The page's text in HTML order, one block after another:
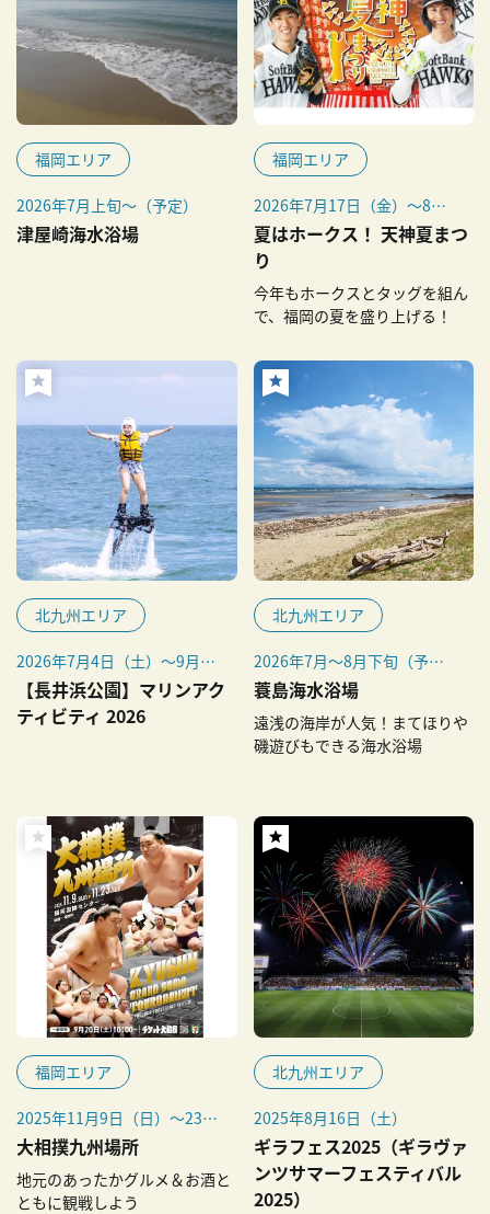
より、開放日が少なくなって
います
※お出かけの前には必ず、下
記「ウォーターパレット開放
日カレンダー」をご確認くだ
さい
※気象条件によっては、ご利
用を中止する場合がございま
福岡エリア
2026年7月上旬～（予定）
津屋崎海水浴場
福岡エリア
2026年7月17日（金）～8月
23日（日）
※悪天候時は主催者側の判断
により、中止になることがあ
ります。
夏はホークス！ 天神夏まつ
り
今年もホークスとタッグを組ん
で、福岡の夏を盛り上げる！
北九州エリア
2026年7月4日（土）～9月27
日（日）
※上記期間のうち団体限定日
や定休日もあるため、必ず事
※潮の状況により開催日変動
あり
【長井浜公園】マリンアク
ティビティ 2026
北九州エリア
2026年7月～8月下旬（予
定）
（金・祝）～6月30日（火）
蓑島海水浴場
遠浅の海岸が人気！まてほりや
磯遊びもできる海水浴場
福岡エリア
2025年11月9日（日）～23日
（日・祝）
大相撲九州場所
地元のあったかグルメ＆お酒と
ともに観戦しよう
北九州エリア
2025年8月16日（土）
ギラフェス2025（ギラヴァ
ンツサマーフェスティバル
2025）